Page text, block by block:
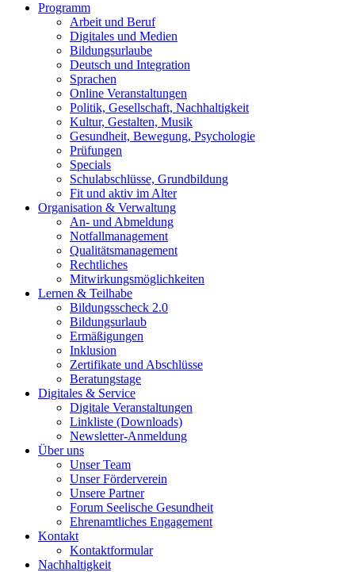
Programm
Arbeit und Beruf
Digitales und Medien
Bildungsurlaube
Deutsch und Integration
Sprachen
Online Veranstaltungen
Politik, Gesellschaft, Nachhaltigkeit
Kultur, Gestalten, Musik
Gesundheit, Bewegung, Psychologie
Prüfungen
Specials
Schulabschlüsse, Grundbildung
Fit und aktiv im Alter
Organisation & Verwaltung
An- und Abmeldung
Notfallmanagement
Qualitätsmanagement
Rechtliches
Mitwirkungsmöglichkeiten
Lernen & Teilhabe
Bildungsscheck 2.0
Bildungsurlaub
Ermäßigungen
Inklusion
Zertifikate und Abschlüsse
Beratungstage
Digitales & Service
Digitale Veranstaltungen
Linkliste (Downloads)
Newsletter-Anmeldung
Über uns
Unser Team
Unser Förderverein
Unsere Partner
Forum Seelische Gesundheit
Ehrenamtliches Engagement
Kontakt
Kontaktformular
Nachhaltigkeit